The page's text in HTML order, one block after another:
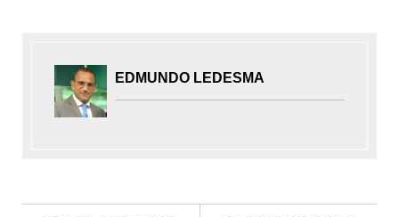
EDMUNDO LEDESMA